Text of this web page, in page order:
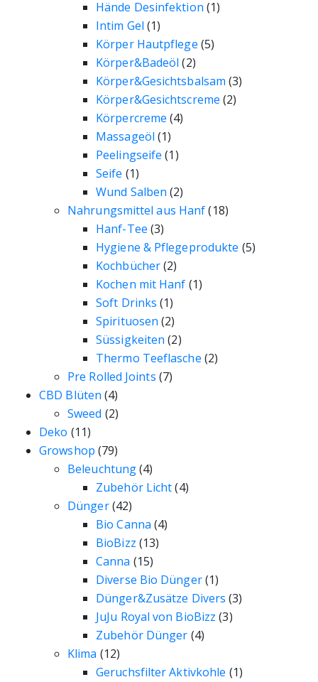
Hände Desinfektion (1)
Intim Gel (1)
Körper Hautpflege (5)
Körper&Badeöl (2)
Körper&Gesichtsbalsam (3)
Körper&Gesichtscreme (2)
Körpercreme (4)
Massageöl (1)
Peelingseife (1)
Seife (1)
Wund Salben (2)
Nahrungsmittel aus Hanf (18)
Hanf-Tee (3)
Hygiene & Pflegeprodukte (5)
Kochbücher(2)
Kochen mit Hanf (1)
Soft Drinks (1)
Spirituosen (2)
Süssigkeiten (2)
Thermo Teeflasche (2)
Pre Rolled Joints (7)
CBD Blüten (4)
Sweed (2)
Deko (11)
Growshop (79)
Beleuchtung(4)
Zubehör Licht (4)
Dünger(42)
Bio Canna (4)
BioBizz (13)
Canna (15)
Diverse Bio Dünger(1)
Dünger&Zusätze Divers (3)
JuJu Royal von BioBizz (3)
Zubehör Dünger (4)
Klima (12)
Geruchsfilter Aktivkohle (1)